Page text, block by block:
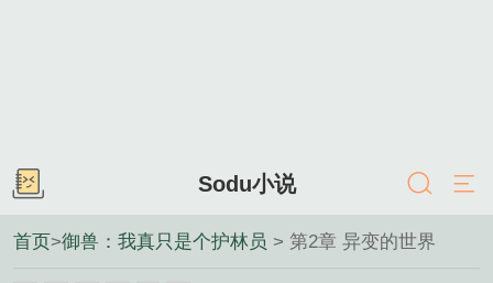
Sodu小说
首页>御兽：我真只是个护林员 > 第2章 异变的世界